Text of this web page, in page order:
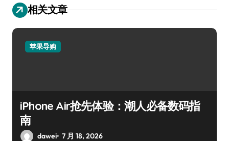
相关文章
苹果导购
iPhone Air抢先体验：潮人必备数码指
南
dawei 7 月 18, 2026